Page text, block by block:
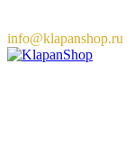
info@klapanshop.ru